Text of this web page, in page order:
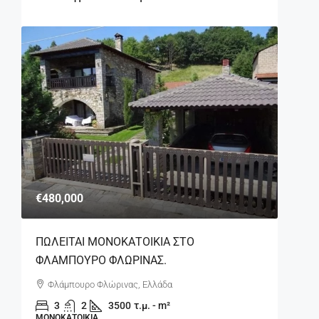
€480,000
ΠΩΛΕΙΤΑΙ ΜΟΝΟΚΑΤΟΙΚΙΑ ΣΤΟ
ΦΛΑΜΠΟΥΡΟ ΦΛΩΡΙΝΑΣ.
Φλάμπουρο Φλώρινας, Ελλάδα
3 2 3500 τ.μ. - m²